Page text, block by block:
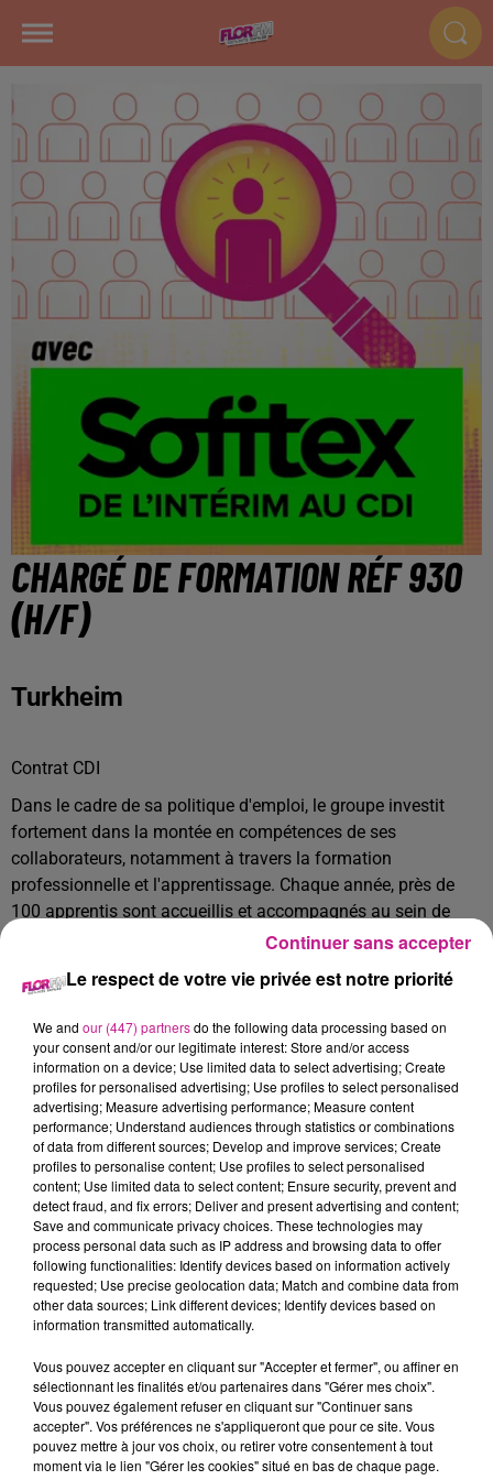
CHARGÉ DE FORMATION RÉF 930
(H/F)
Turkheim
Contrat CDI
Dans le cadre de sa politique d'emploi, le groupe investit
fortement dans la montée en compétences de ses
collaborateurs, notamment à travers la formation
professionnelle et l'apprentissage. Chaque année, près de
100 apprentis sont accueillis et accompagnés au sein de
Analyser les besoins en formation en lien avec les managers
Sélectionner les organismes de formation et organiser les
sessions (planning, logistique, convocations).
Construire, suivre et ajuster le plan de développement des
compétences.
Gérer l'ensemble des démarches administratives : prises en
charge OPCO, financements, suivis et reportings.
Développer des projets et dispositifs formation en cohérence
avec les enjeux métiers et RH.
Assurer le rôle de référent(e) apprentissage : conduire les
campagnes annuelles de recrutement des apprentis,
organiser leur intégration, accompagner les tuteurs,
Assurer la gestion administrative complète des contrats et
relations OPCO/CFA
Vous travaillerez également en étroite collaboration avec le
service QHSE afin de garantir la mise en œuvre et le suivi
des formations réglementaires.
Le respect de votre vie privée est notre priorité
We and our (447) partnersdo the following data processing based on
your consent and/or our legitimate interest: Store and/or access
information on a device; Use limited data to select advertising; Create
profiles for personalised advertising; Use profiles to select personalised
advertising; Measure advertising performance; Measure content
performance; Understand audiences through statistics or combinations
of data from different sources; Develop and improve services; Create
profiles to personalise content; Use profiles to select personalised
content; Use limited data to select content; Ensure security, prevent and
detect fraud, and fix errors; Deliver and present advertising and content;
Save and communicate privacy choices. These technologies may
process personal data such as IP address and browsing data to offer
following functionalities: Identify devices based on information actively
requested; Use precise geolocation data; Match and combine data from
other data sources; Link different devices; Identify devices based on
information transmitted automatically.
Vous pouvez accepter en cliquant sur "Accepter et fermer", ou affiner en
sélectionnant les finalités et/ou partenaires dans "Gérer mes choix".
Vous pouvez également refuser en cliquant sur "Continuer sans
accepter". Vos préférences ne s'appliqueront que pour ce site. Vous
pouvez mettre à jour vos choix, ou retirer votre consentement à tout
moment via le lien "Gérer les cookies" situé en bas de chaque page.
Continuer sans accepter